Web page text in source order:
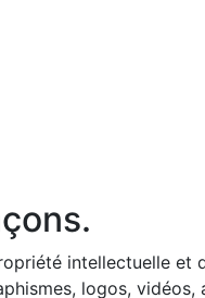
intellectuelle et
logos, vidéos,